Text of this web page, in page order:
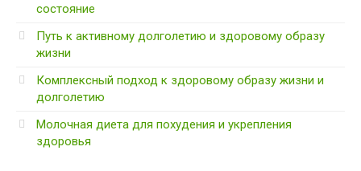
состояние
Путь к активному долголетию и здоровому образу
жизни
Комплексный подход к здоровому образу жизни и
долголетию
Молочная диета для похудения и укрепления
здоровья